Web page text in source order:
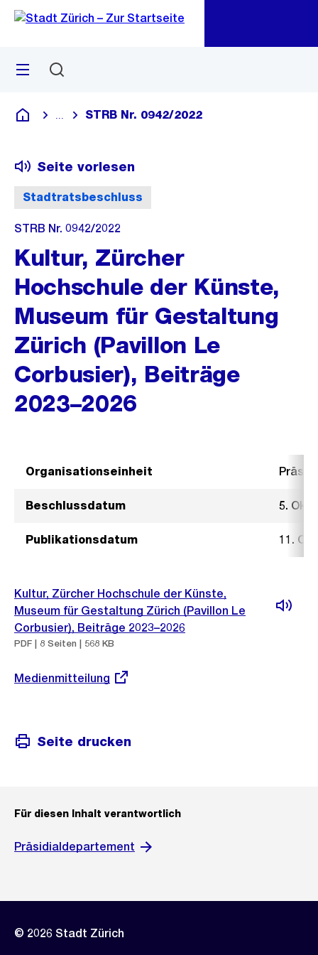
Navigation
Sprunglink
Menü
Deutsch
Blende alle Breadcrumbs ein
STRB Nr. 0942/2022
Stadtratsbeschluss
Seite vorlesen
STRB Nr. 0942/2022
Kultur, Zürcher
Hochschule der Künste,
Museum für Gestaltung
Zürich (Pavillon Le
Corbusier), Beiträge
2023–2026
Organisationseinheit
Beschlussdatum 5.
Publikationsdatum 11.
Kultur, Zürcher Hochschule der Künste,
Museum für Gestaltung Zürich (Pavillon Le
Corbusier), Beiträge 2023–2026
PDF | 8 Seiten | 568 KB
Externer
Medienmitteilung
Seite drucken
Für diesen Inhalt verantwortlich
Präsidialdepartement
© 2026 Stadt Zürich